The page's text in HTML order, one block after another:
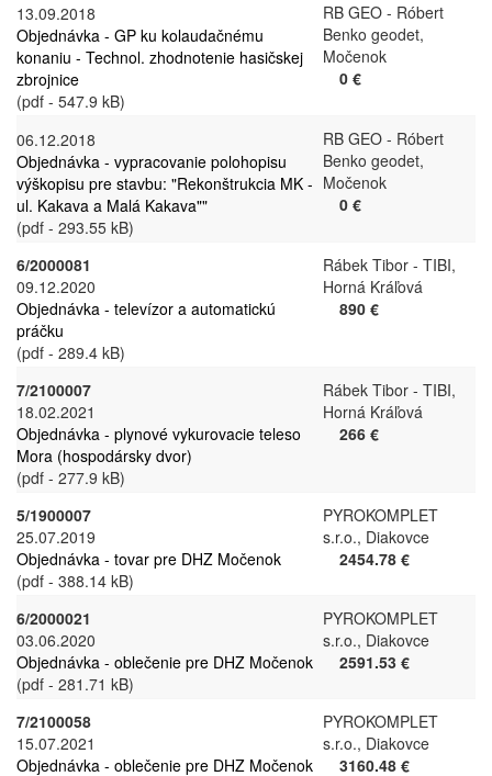
13.09.2018
Objednávka - GP ku kolaudačnému
konaniu - Technol. zhodnotenie hasičskej
zbrojnice
(pdf - 547.9 kB)
RB GEO - Róbert
Benko geodet,
Močenok
0 €
06.12.2018
Objednávka - vypracovanie polohopisu
výškopisu pre stavbu: "Rekonštrukcia MK -
ul. Kakava a Malá Kakava""
(pdf - 293.55 kB)
RB GEO - Róbert
Benko geodet,
Močenok
0 €
6/2000081
09.12.2020
Objednávka - televízor a automatickú
práčku
(pdf - 289.4 kB)
Rábek Tibor - TIBI,
Horná Kráľová
890 €
7/2100007
18.02.2021
Objednávka - plynové vykurovacie teleso
Mora (hospodársky dvor)
(pdf - 277.9 kB)
Rábek Tibor - TIBI,
Horná Kráľová
266 €
5/1900007
25.07.2019
Objednávka - tovar pre DHZ Močenok
(pdf - 388.14 kB)
PYROKOMPLET
s.r.o., Diakovce
2454.78 €
6/2000021
03.06.2020
Objednávka - oblečenie pre DHZ Močenok
(pdf - 281.71 kB)
PYROKOMPLET
s.r.o., Diakovce
2591.53 €
7/2100058
15.07.2021
Objednávka - oblečenie pre DHZ Močenok
PYROKOMPLET
s.r.o., Diakovce
3160.48 €